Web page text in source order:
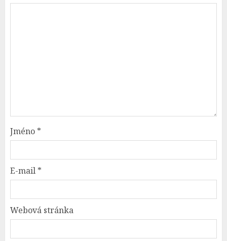
Jméno *
E-mail *
Webová stránka